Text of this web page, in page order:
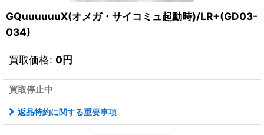
GQuuuuuuX(オメガ・サイコミュ起動時)/LR+(GD03-
034)
買取価格: 0円
買取停止中
返品特約に関する重要事項